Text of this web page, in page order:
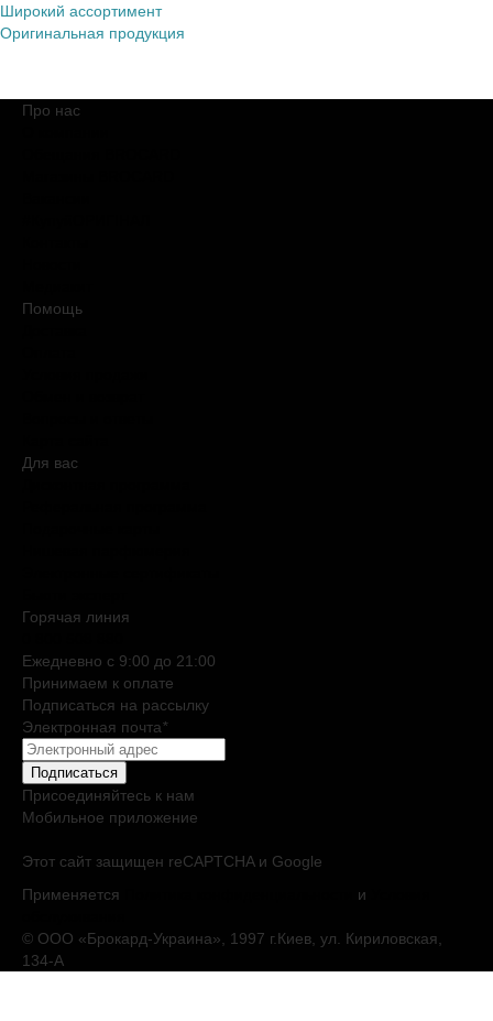
Широкий ассортимент
Оригинальная продукция
Про нас
Помощь
Для вас
Горячая линия
Ежедневно c 9:00 до 21:00
Принимаем к оплате
Подписаться на рассылку
Электронная почта*
Подписаться
Присоединяйтесь к нам
Мобильное приложение
Этот сайт защищен reCAPTCHA и Google
Применяется
и
© ООО «Брокард-Украина», 1997 г.Киев, ул. Кириловская,
134-А